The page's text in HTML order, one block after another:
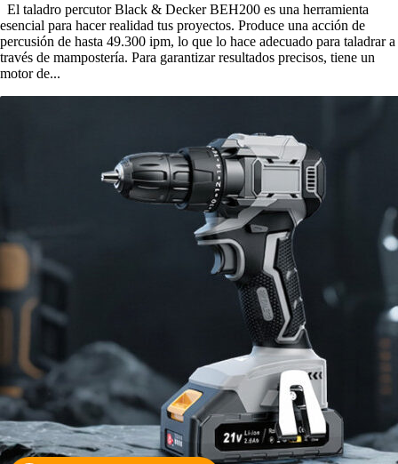
El taladro percutor Black & Decker BEH200 es una herramienta
esencial para hacer realidad tus proyectos. Produce una acción de
percusión de hasta 49.300 ipm, lo que lo hace adecuado para taladrar a
través de mampostería. Para garantizar resultados precisos, tiene un
motor de...